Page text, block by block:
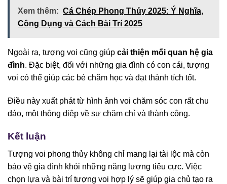
Xem thêm: Cá Chép Phong Thủy 2025: Ý Nghĩa,
Công Dụng và Cách Bài Trí 2025
Ngoài ra, tượng voi cũng giúp cải thiện mối quan hệ gia
đình. Đặc biệt, đối với những gia đình có con cái, tượng
voi có thể giúp các bé chăm học và đạt thành tích tốt.
Điều này xuất phát từ hình ảnh voi chăm sóc con rất chu
đáo, một thông điệp về sự chăm chỉ và thành công.
Kết luận
Tượng voi phong thủy không chỉ mang lại tài lộc mà còn
bảo vệ gia đình khỏi những năng lượng tiêu cực. Việc
chọn lựa và bài trí tượng voi hợp lý sẽ giúp gia chủ tạo ra